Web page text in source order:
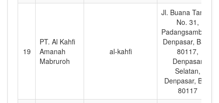
19
PT. Al Kahfi
Amanah
Mabruroh
al-kahfi
Jl. Buana Taman
No. 31,
Padangsambian,
Denpasar, Bali -
80117,
Denpasar
Selatan,
Denpasar, Bali,
80117